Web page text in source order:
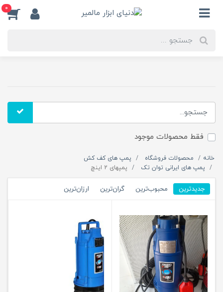
0
فقط محصولات موجود
خانه محصولات فروشگاه
پمپ های کف کش
پمپ های ایرانی توان تک
پمپهای 2 اینچ
جدیدترین محبوب‌ترین گران‌ترین ارزان‌ترین